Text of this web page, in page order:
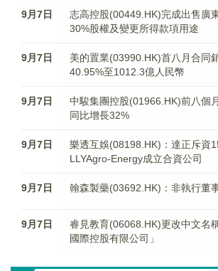
9月7日
志高控股(00449.HK)完成出售廣
30%股權及變更所得款項用途
9月7日
美的置業(03990.HK)首八月合同
40.95%至1012.3億人民幣
9月7日
中駿集團控股(01966.HK)前八個
同比增長32%
9月7日
樂透互娛(08198.HK)：達正斥資
LLYAgro-Energy成立合資公司
9月7日 翰森製藥(03692.HK)：非執行董
9月7日
睿見教育(06068.HK)更改中文名
國際控股有限公司」